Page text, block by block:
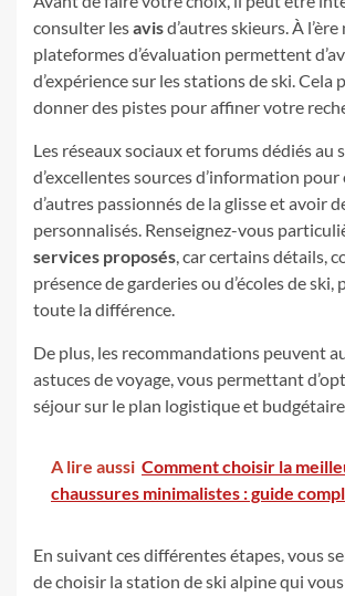
consulter lesavisd’autres skieurs. À
plateformes d’évaluation permettent
d’expérience sur les stations de ski. Cela
donner des pistes pour affiner votre
Les réseaux sociaux et forums dédiés au
d’excellentes sources d’information pour
d’autres passionnés de la glisse et avoir
personnalisés. Renseignez-vous
services proposés, car certains détails,
présence de garderies ou d’écoles de
toute la différence.
De plus, les recommandations peuvent
astuces de voyage, vous permettant
séjour sur le plan logistique et
A lire aussi Comment choisir la
chaussures minimalistes : guide
En suivant ces différentes étapes, vous
de choisir la station de ski alpine qui